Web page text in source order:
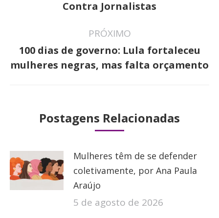
anterior:
Contra Jornalistas
PRÓXIMO
Próximo
post:
100 dias de governo: Lula fortaleceu
mulheres negras, mas falta orçamento
Postagens Relacionadas
Mulheres têm de se defender
coletivamente, por Ana Paula
Araújo
5 de agosto de 2026